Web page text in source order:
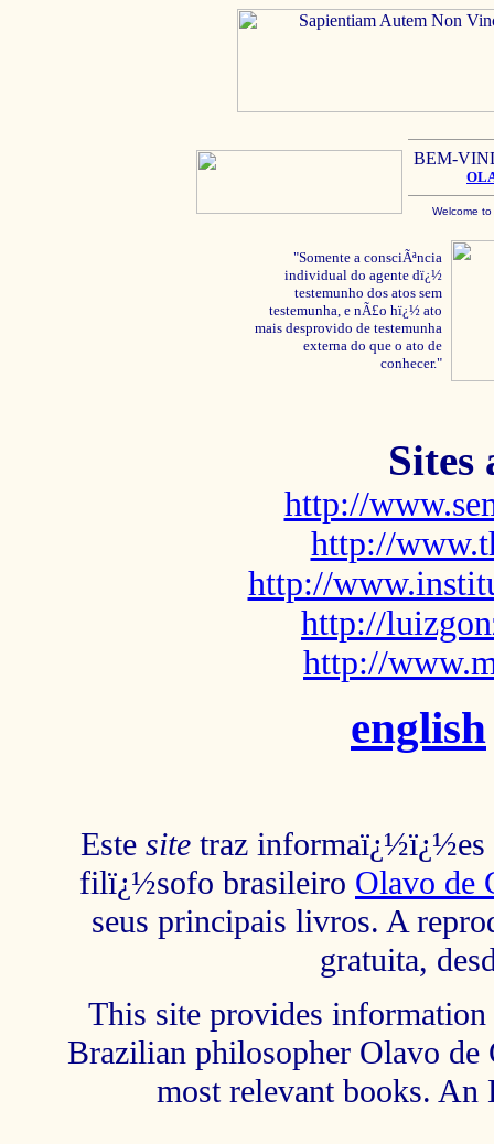
BEM-
Welcome
"Somente a consciÃªncia
individual do agente dï¿½
testemunho dos atos sem
testemunha, e nÃ£o hï¿½ ato
mais desprovido de testemunha
externa do que o ato de
conhecer."
Sites
http://
http://
http://
http://
http://
english
Este site traz informaï¿½ï¿½es
filï¿½sofo brasileiro Olavo de
seus principais livros. A
gratuita,
This site provides
Brazilian philosopher Olavo de
most relevant books.